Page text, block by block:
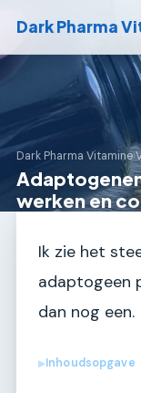
Dark Pharma
Dark Pharma Vitamine›
werken en
Ik zie het
adaptogeen
dan nog een.
▶Inhoudsopgave